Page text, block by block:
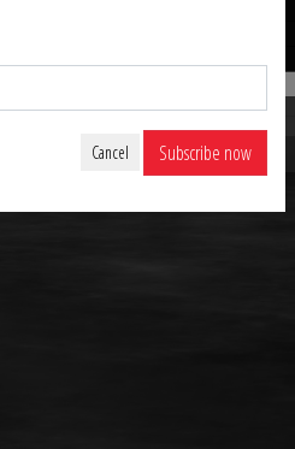
Tous droits réservés 2026
Cancel Subscribe now